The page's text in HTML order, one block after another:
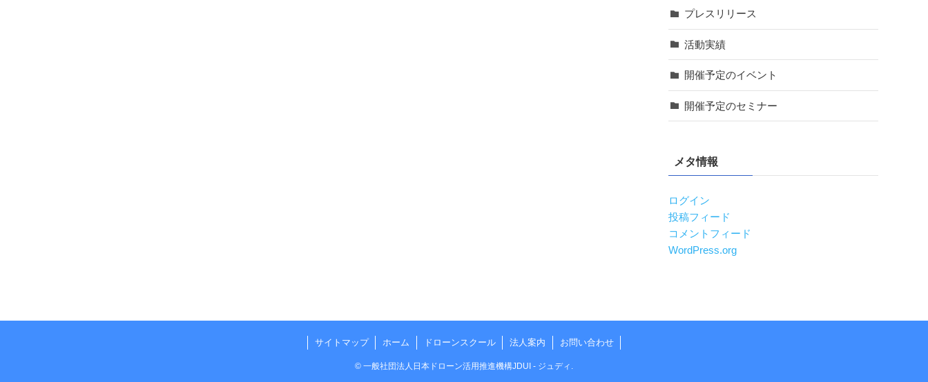
プレスリリース
活動実績
開催予定のイベント
開催予定のセミナー
メタ情報
ログイン
投稿フィード
コメントフィード
WordPress.org
サイトマップ ホーム ドローンスクール 法人案内 お問い合わせ
© 一般社団法人日本ドローン活用推進機構JDUI - ジュディ.